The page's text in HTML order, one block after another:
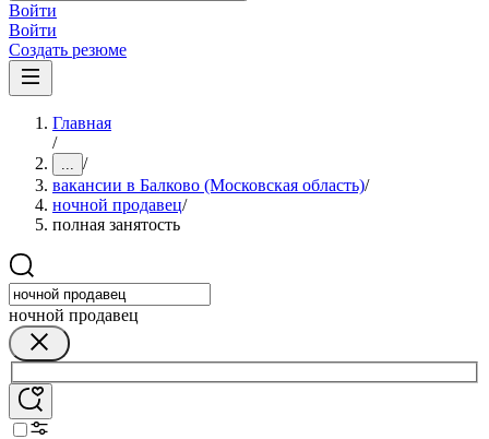
Войти
Войти
Создать резюме
Главная
/
... /
вакансии в Балково (Московская область)/
ночной продавец/
полная занятость
ночной продавец